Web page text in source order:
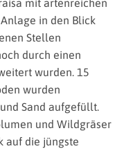
mit artenreichen
in den Blick
Stellen
durch einen
wurden. 15
wurden
Sand aufgefüllt.
und Wildgräser
auf die jüngste